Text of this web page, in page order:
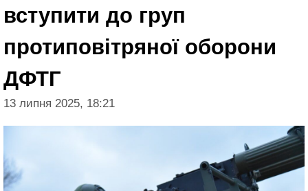
вступити до груп
протиповітряної оборони
ДФТГ
13 липня 2025, 18:21